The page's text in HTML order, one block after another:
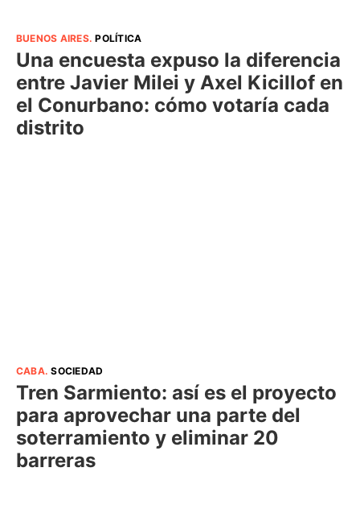
BUENOS AIRES.POLÍTICA
Una encuesta expuso la diferencia
entre Javier Milei y Axel Kicillof en
el Conurbano: cómo votaría cada
distrito
CABA.SOCIEDAD
Tren Sarmiento: así es el proyecto
para aprovechar una parte del
soterramiento y eliminar 20
barreras